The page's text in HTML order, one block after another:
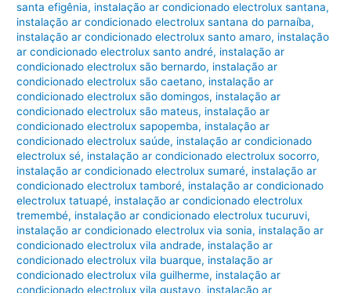
santa efigênia, instalação ar condicionado electrolux santana,
instalação ar condicionado electrolux santana do parnaíba,
instalação ar condicionado electrolux santo amaro, instalação
ar condicionado electrolux santo andré, instalação ar
condicionado electrolux são bernardo, instalação ar
condicionado electrolux são caetano, instalação ar
condicionado electrolux são domingos, instalação ar
condicionado electrolux são mateus, instalação ar
condicionado electrolux sapopemba, instalação ar
condicionado electrolux saúde, instalação ar condicionado
electrolux sé, instalação ar condicionado electrolux socorro,
instalação ar condicionado electrolux sumaré, instalação ar
condicionado electrolux tamboré, instalação ar condicionado
electrolux tatuapé, instalação ar condicionado electrolux
tremembé, instalação ar condicionado electrolux tucuruvi,
instalação ar condicionado electrolux via sonia, instalação ar
condicionado electrolux vila andrade, instalação ar
condicionado electrolux vila buarque, instalação ar
condicionado electrolux vila guilherme, instalação ar
condicionado electrolux vila gustavo, instalação ar